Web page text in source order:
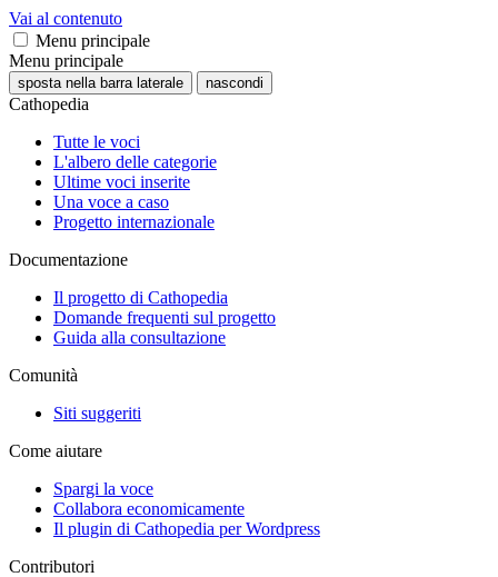
Vai al contenuto
Menu principale
Menu principale
sposta nella barra laterale nascondi
Cathopedia
Tutte le voci
L'albero delle categorie
Ultime voci inserite
Una voce a caso
Progetto internazionale
Documentazione
Il progetto di Cathopedia
Domande frequenti sul progetto
Guida alla consultazione
Comunità
Siti suggeriti
Come aiutare
Spargi la voce
Collabora economicamente
Il plugin di Cathopedia per Wordpress
Contributori